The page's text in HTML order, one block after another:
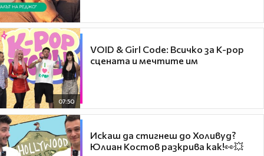
07:50
VOID & Girl Code: Всичко за K-pop
сцената и мечтите им
Искаш да стигнеш до Холивуд?
Юлиан Костов разкрива как!👀💥